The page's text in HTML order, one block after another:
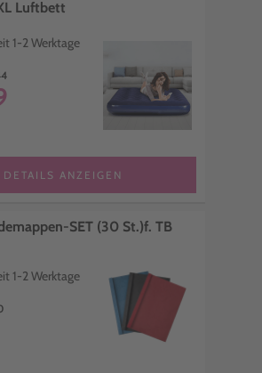
Luftbett
1-2 Werktage
DETAILS ANZEIGEN
SET (30 St.)f. TB
1-2 Werktage